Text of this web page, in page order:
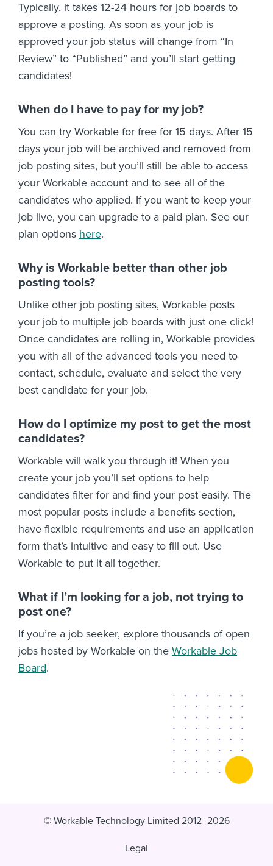
Typically, it takes 12-24 hours for job boards to
approve a posting. As soon as your job is
approved your job status will change from “In
Review” to “Published” and you’ll start getting
candidates!
When do I have to pay for my job?
You can try Workable for free for 15 days. After 15
days your job will be archived and removed from
job posting sites, but you’ll still be able to access
your Workable account and to see all of the
candidates who applied. If you want to keep your
job live, you can upgrade to a paid plan. See our
plan options here.
Why is Workable better than other job
posting tools?
Unlike other job posting sites, Workable posts
your job to multiple job boards with just one click!
Once candidates are rolling in, Workable provides
you with all of the advanced tools you need to
contact, schedule, evaluate and select the very
best candidate for your job.
How do I optimize my post to get the most
candidates?
Workable will walk you through it! When you
create your job you’ll set options to help
candidates filter for and find your post easily. The
most popular posts include a benefits section,
have flexible requirements and use an application
form that’s intuitive and easy to fill out. Use
Workable to put it all together.
What if I’m looking for a job, not trying to
post one?
If you’re a job seeker, explore thousands of open
jobs hosted by Workable on the Workable Job
Board.
© Workable Technology Limited 2012- 2026
Legal